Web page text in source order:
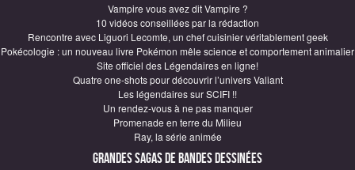
Vampire vous avez dit Vampire ?
10 vidéos conseillées par la rédaction
Rencontre avec Liguori Lecomte, un chef cuisinier véritablement geek
Pokécologie : un nouveau livre Pokémon mêle science et comportement animalier
Site officiel des Légendaires en ligne!
Quatre one-shots pour découvrir l’univers Valiant
Les légendaires sur SCIFI !!
Un rendez-vous à ne pas manquer
Promenade en terre du Milieu
Ray, la série animée
Grandes sagas de Bandes Dessinées